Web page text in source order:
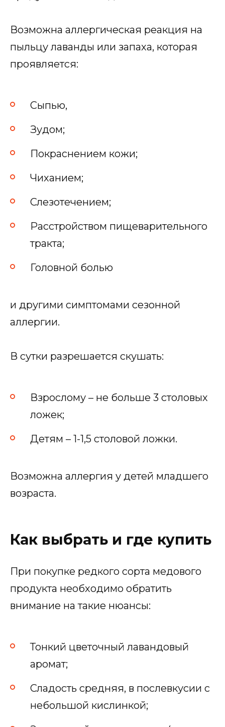
Возможна аллергическая реакция на
пыльцу лаванды или запаха, которая
проявляется:
Сыпью,
Зудом;
Покраснением кожи;
Чиханием;
Слезотечением;
Расстройством пищеварительного
тракта;
Головной болью
и другими симптомами сезонной
аллергии.
В сутки разрешается скушать:
Взрослому – не больше 3 столовых
ложек;
Детям – 1-1,5 столовой ложки.
Возможна аллергия у детей младшего
возраста.
Как выбрать и где купить
При покупке редкого сорта медового
продукта необходимо обратить
внимание на такие нюансы:
Тонкий цветочный лавандовый
аромат;
Сладость средняя, в послевкусии с
небольшой кислинкой;